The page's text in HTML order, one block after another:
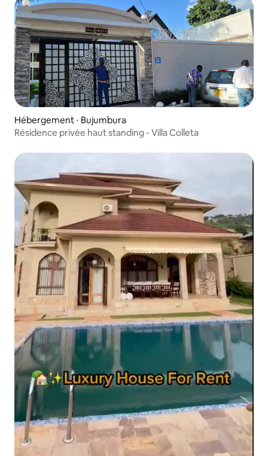
Hébergement ⋅ Bujumbura
Résidence privée haut standing - Villa Colleta